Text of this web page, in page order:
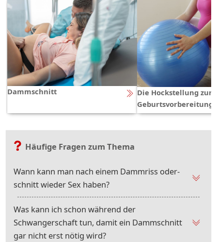
Dammschnitt
Die Hockstellung zur
Geburtsvorbereitung
Häufige Fragen zum Thema
Wann kann man nach einem Dammriss oder-
schnitt wieder Sex haben?
Was kann ich schon während der
Schwangerschaft tun, damit ein Dammschnitt
gar nicht erst nötig wird?